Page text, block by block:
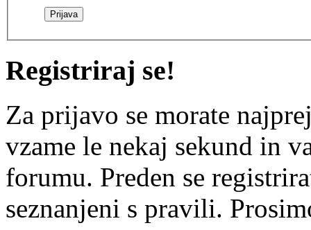
Registriraj se!
Za prijavo se morate
vzame le nekaj sekund in
forumu. Preden se
seznanjeni s pravili.